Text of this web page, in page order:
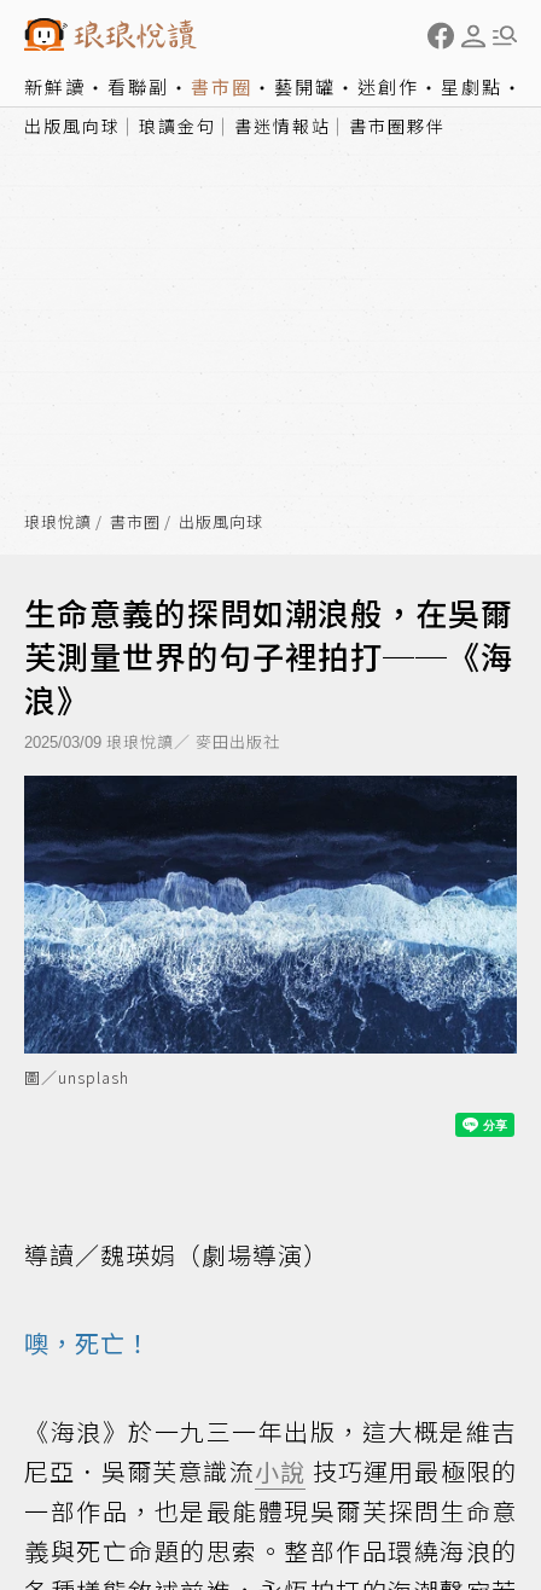
新鮮讀 看聯副 書市圈 藝開罐 迷創作 星劇點
出版風向球 琅讀金句 書迷情報站 書市圈夥伴
琅琅悅讀 書市圈 出版風向球
生命意義的探問如潮浪般，在吳爾
芙測量世界的句子裡拍打──《海
浪》
2025/03/09 琅琅悅讀／ 麥田出版社
圖／unsplash
導讀／魏瑛娟（劇場導演）
噢，死亡！
《海浪》於一九三一年出版，這大概是維吉
尼亞．吳爾芙意識流小說 技巧運用最極限的
一部作品，也是最能體現吳爾芙探問生命意
義與死亡命題的思索。整部作品環繞海浪的